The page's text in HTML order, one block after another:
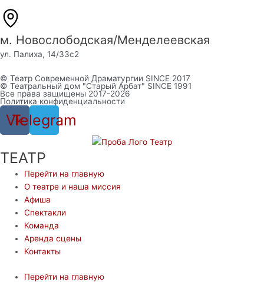
м. Новослободская/Менделеевская
ул. Палиха, 14/33с2
© Театр Современной Драматургии SINCE 2017
© Театральный дом "Старый Арбат" SINCE 1991
Все права защищены 2017-2026
Политика конфиденциальности
Vk
Telegram
ТЕАТР
Перейти на главную
О театре и наша миссия
Афиша
Спектакли
Команда
Аренда сцены
Контакты
Перейти на главную